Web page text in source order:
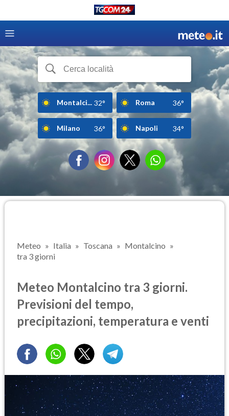
Montalci... 32° Roma 36°
Milano 36° Napoli 34°
Meteo Italia Toscana
Montalcino
tra 3 giorni
Meteo Montalcino tra 3 giorni.
Previsioni del tempo,
precipitazioni, temperatura e venti